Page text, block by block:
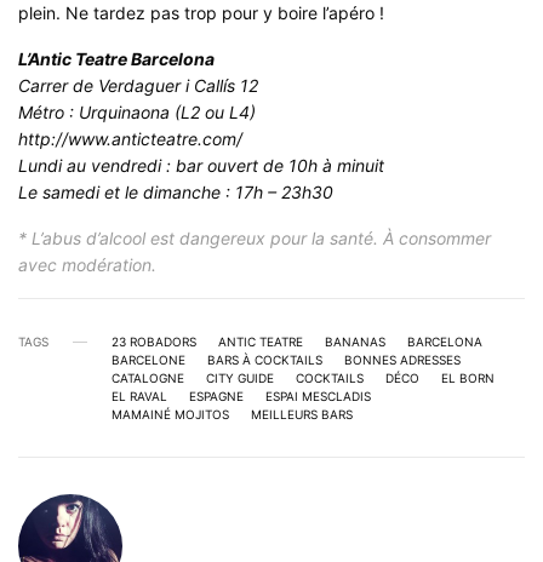
plein. Ne tardez pas trop pour y boire l’apéro !
L’Antic Teatre Barcelona
Carrer de Verdaguer i Callís 12
Métro : Urquinaona (L2 ou L4)
http://www.anticteatre.com/
Lundi au vendredi : bar ouvert de 10h à minuit
Le samedi et le dimanche : 17h – 23h30
* L’abus d’alcool est dangereux pour la santé. À consommer
avec modération.
TAGS 23 ROBADORS ANTIC TEATRE BANANAS
BARCELONA
BARCELONE
BARS À COCKTAILS
BONNES ADRESSES
CATALOGNE
CITY GUIDE COCKTAILS DÉCO
EL BORN
EL RAVAL
ESPAGNE
ESPAI MESCLADIS
MAMAINÉ MOJITOS
MEILLEURS BARS